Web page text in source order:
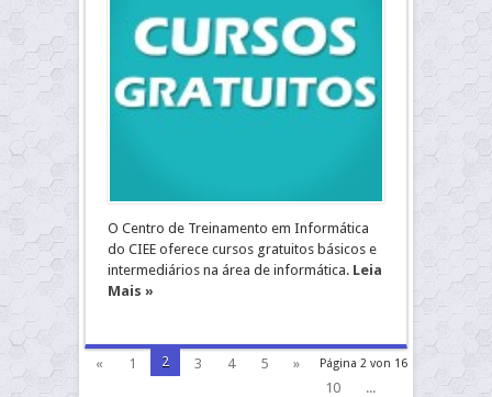
O Centro de Treinamento em Informática
do CIEE oferece cursos gratuitos básicos e
intermediários na área de informática. Leia
Mais »
Página 2 von 16
« 1 2 3 4 5
»
10
...